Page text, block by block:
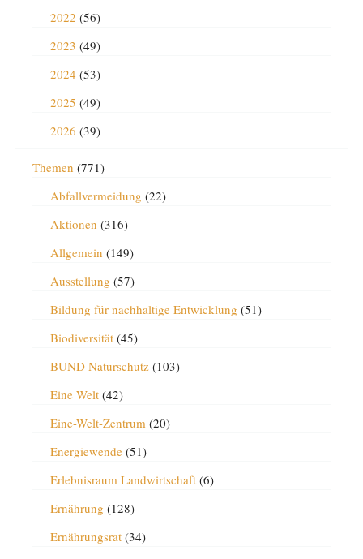
2022 (56)
2023 (49)
2024 (53)
2025 (49)
2026 (39)
Themen (771)
Abfallvermeidung (22)
Aktionen (316)
Allgemein (149)
Ausstellung (57)
Bildung für nachhaltige Entwicklung (51)
Biodiversität(45)
BUND Naturschutz(103)
Eine Welt(42)
Eine-Welt-Zentrum(20)
Energiewende(51)
Erlebnisraum Landwirtschaft(6)
Ernährung (128)
Ernährungsrat(34)